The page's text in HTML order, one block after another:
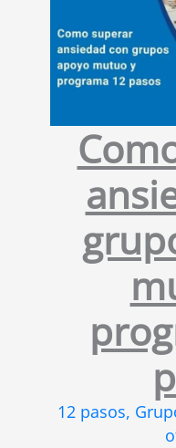
12 pasos,